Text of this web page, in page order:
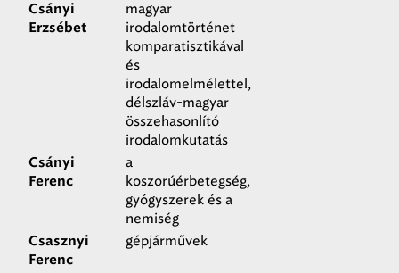
Csányi
Erzsébet
magyar
irodalomtörténet
komparatisztikával
és
irodalomelmélettel,
délszláv-magyar
összehasonlító
irodalomkutatás
Csányi
Ferenc
a
koszorúérbetegség,
gyógyszerek és a
nemiség
Csasznyi
Ferenc
gépjárművek